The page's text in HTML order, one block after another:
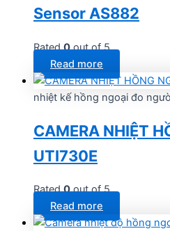
Sensor AS882
Rated0out of 5
Read more
nhiệt kế hồng ngoại đo
CAMERA NHIỆT
UTI730E
Rated0out of 5
Read more